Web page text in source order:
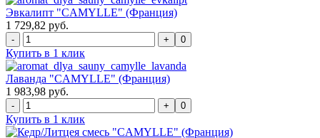
Эвкалипт "CAMYLLE" (Франция)
1 729,82 руб.
0
Купить в 1 клик
Лаванда "CAMYLLE" (Франция)
1 983,98 руб.
0
Купить в 1 клик